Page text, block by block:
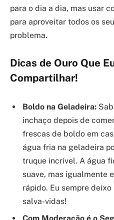
para o dia a dia, mas usar
para aproveitar todos os
problema.
Dicas de Ouro Que
Compartilhar!
Boldo na Geladeira:
inchaço depois de
frescas de boldo em
água fria na geladeira
truque incrível. A água
suave, mas igualmente
rápido. Eu sempre
salva-vidas!